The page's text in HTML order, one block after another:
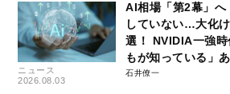
ニュース
2026.08.03
AI相場「第2幕」
していない…大化
選！ NVIDIA一強
もが知っている」
石井僚一